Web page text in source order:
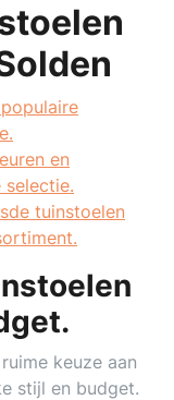
en
tuinstoelen
keuze aan
stijl en budget.